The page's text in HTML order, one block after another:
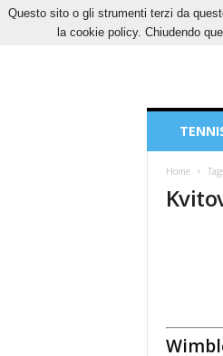
VENERDÌ, 7
Sport
Home
Questo sito o gli strumenti terzi da
la cookie policy. Chiudendo